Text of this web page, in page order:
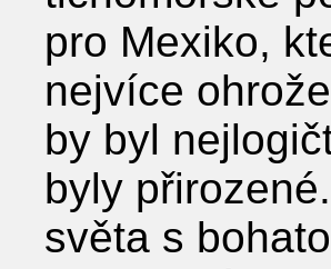
pro Mexiko,
nejvíce
by byl
byly
světa s